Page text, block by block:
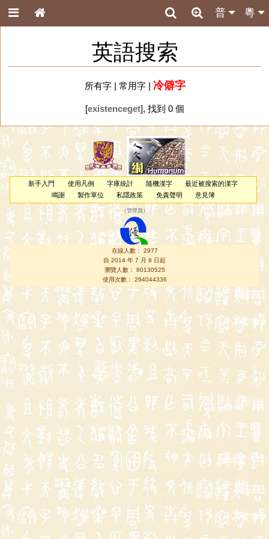
粵
普
英語搜索
所有字| 常用字| 冷僻字
[existenceget], 找到 0 個
新手入門 使用凡例 字庫統計 隨機漢字
最近被搜索的漢字
鳴謝
製作單位 私隱政策 免責聲明 意見簿
（管理員 ）
在線人數： 2977
自 2014 年 7 月 8 日起
瀏覽人數： 80130525
使用次數： 294044336